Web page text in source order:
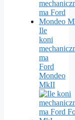
Ile
koni
ma
Ford
Mondeo
MkII